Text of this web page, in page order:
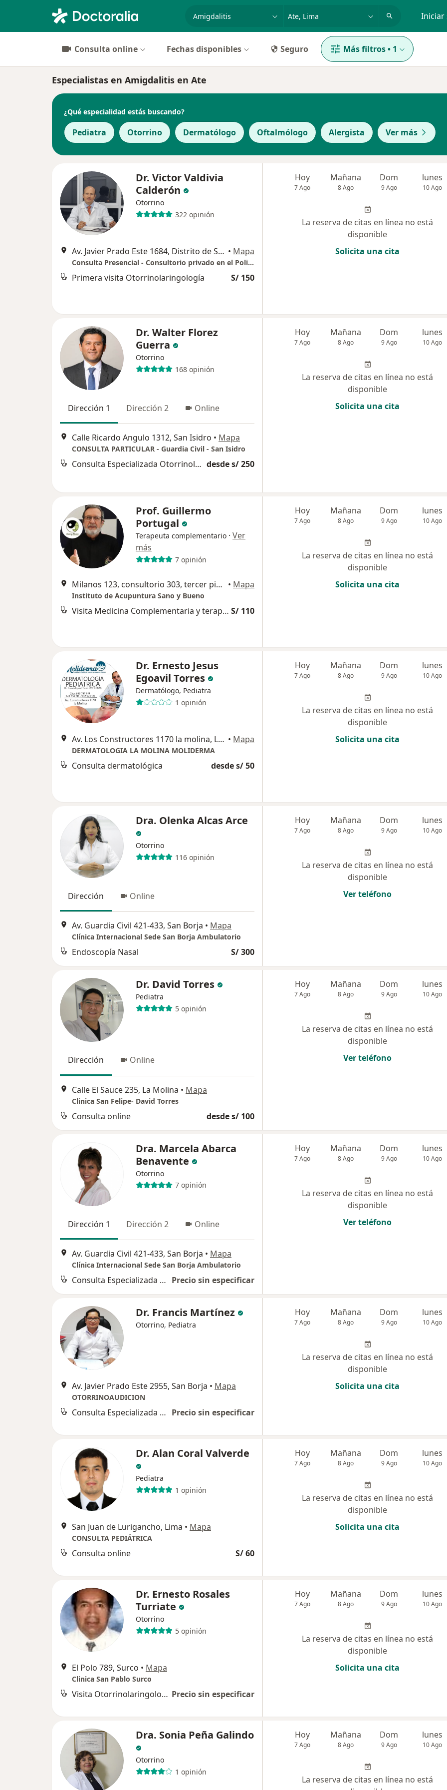
Iniciar
Consulta online Fechas disponibles Seguro Más filtros• 1
Especialistas en Amigdalitis en Ate
¿Qué especialidad estás buscando?
Pediatra Otorrino Dermatólogo Oftalmólogo Alergista Ver más
Dr. Victor Valdivia
Calderón
Otorrino
322 opinión
Av. Javier Prado Este 1684, Distrito de San Isidro, consultorio 706, Lima • Mapa
Consulta Presencial - Consultorio privado en el Policlínico San Isidro
Primera visita Otorrinolaringología S/ 150
Hoy
7 Ago
Mañana
8 Ago
Dom
9 Ago
lunes
10 Ago
La reserva de citas en línea no está
disponible
Solicita una cita
Dr. Walter Florez
Guerra
Otorrino
168 opinión
Dirección 1 Dirección 2 Online
Calle Ricardo Angulo 1312, San Isidro • Mapa
CONSULTA PARTICULAR - Guardia Civil - San Isidro
Consulta Especializada Otorrinolaringológica desde s/ 250
Hoy
7 Ago
Mañana
8 Ago
Dom
9 Ago
lunes
10 Ago
La reserva de citas en línea no está
disponible
Solicita una cita
Prof. Guillermo
Portugal
Terapeuta complementario · Ver
más
7 opinión
Milanos 123, consultorio 303, tercer piso, San Isidro • Mapa
Instituto de Acupuntura Sano y Bueno
Visita Medicina Complementaria y terapias alternativas S/ 110
Hoy
7 Ago
Mañana
8 Ago
Dom
9 Ago
lunes
10 Ago
La reserva de citas en línea no está
disponible
Solicita una cita
Dr. Ernesto Jesus
Egoavil Torres
Dermatólogo, Pediatra
1 opinión
Av. Los Constructores 1170 la molina, Lima • Mapa
DERMATOLOGIA LA MOLINA MOLIDERMA
Consulta dermatológica desde s/ 50
Hoy
7 Ago
Mañana
8 Ago
Dom
9 Ago
lunes
10 Ago
La reserva de citas en línea no está
disponible
Solicita una cita
Dra. Olenka Alcas Arce
Otorrino
116 opinión
Dirección Online
Av. Guardia Civil 421-433, San Borja • Mapa
Clínica Internacional Sede San Borja Ambulatorio
Endoscopía Nasal S/ 300
Hoy
7 Ago
Mañana
8 Ago
Dom
9 Ago
lunes
10 Ago
La reserva de citas en línea no está
disponible
Ver teléfono
Dr. David Torres
Pediatra
5 opinión
Dirección Online
Calle El Sauce 235, La Molina • Mapa
Clinica San Felipe- David Torres
Consulta online desde s/ 100
Hoy
7 Ago
Mañana
8 Ago
Dom
9 Ago
lunes
10 Ago
La reserva de citas en línea no está
disponible
Ver teléfono
Dra. Marcela Abarca
Benavente
Otorrino
7 opinión
Dirección 1 Dirección 2 Online
Av. Guardia Civil 421-433, San Borja • Mapa
Clínica Internacional Sede San Borja Ambulatorio
Consulta Especializada Otorrinolaringológica Precio sin especificar
Hoy
7 Ago
Mañana
8 Ago
Dom
9 Ago
lunes
10 Ago
La reserva de citas en línea no está
disponible
Ver teléfono
Dr. Francis Martínez
Otorrino, Pediatra
Av. Javier Prado Este 2955, San Borja • Mapa
OTORRINOAUDICION
Consulta Especializada Otorrinolaringológica Precio sin especificar
Hoy
7 Ago
Mañana
8 Ago
Dom
9 Ago
lunes
10 Ago
La reserva de citas en línea no está
disponible
Solicita una cita
Dr. Alan Coral Valverde
Pediatra
1 opinión
San Juan de Lurigancho, Lima • Mapa
CONSULTA PEDIÁTRICA
Consulta online S/ 60
Hoy
7 Ago
Mañana
8 Ago
Dom
9 Ago
lunes
10 Ago
La reserva de citas en línea no está
disponible
Solicita una cita
Dr. Ernesto Rosales
Turriate
Otorrino
5 opinión
El Polo 789, Surco • Mapa
Clinica San Pablo Surco
Visita Otorrinolaringología Precio sin especificar
Hoy
7 Ago
Mañana
8 Ago
Dom
9 Ago
lunes
10 Ago
La reserva de citas en línea no está
disponible
Solicita una cita
Dra. Sonia Peña Galindo
Otorrino
1 opinión
Hoy
7 Ago
Mañana
8 Ago
Dom
9 Ago
lunes
10 Ago
La reserva de citas en línea no está